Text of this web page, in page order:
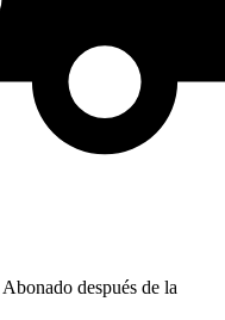
Abonado después de la